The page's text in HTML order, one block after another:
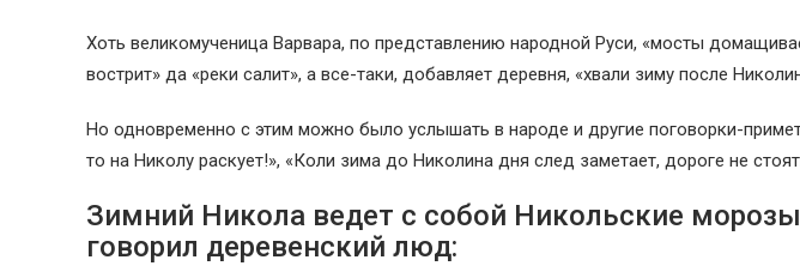
Хоть великомученица Варвара, по представлению народной Руси, «мосты
вострит» да «реки салит», а все-таки, добавляет деревня, «хвали зиму после
Но одновременно с этим можно было услышать в народе и другие поговорки-
то на Николу раскует!», «Коли зима до Николина дня след заметает, дороге не
Зимний Никола ведет с собой Никольские
говорил деревенский люд: